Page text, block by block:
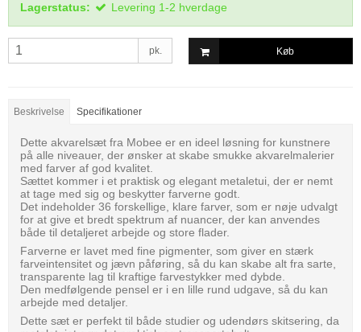
Lagerstatus: Levering 1-2 hverdage
pk. Køb
Beskrivelse Specifikationer
Dette akvarelsæt fra Mobee er en ideel løsning for kunstnere
på alle niveauer, der ønsker at skabe smukke akvarelmalerier
med farver af god kvalitet.
Sættet kommer i et praktisk og elegant metaletui, der er nemt
at tage med sig og beskytter farverne godt.
Det indeholder 36 forskellige, klare farver, som er nøje udvalgt
for at give et bredt spektrum af nuancer, der kan anvendes
både til detaljeret arbejde og store flader.
Farverne er lavet med fine pigmenter, som giver en stærk
farveintensitet og jævn påføring, så du kan skabe alt fra sarte,
transparente lag til kraftige farvestykker med dybde.
Den medfølgende pensel er i en lille rund udgave, så du kan
arbejde med detaljer.
Dette sæt er perfekt til både studier og udendørs skitsering, da